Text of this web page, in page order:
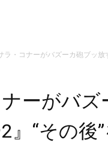
ラ・コナーがバズーカ砲ブッ
ーがバズ
』“その後